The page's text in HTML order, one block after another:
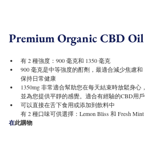
Premium Organic CBD Oil
有 2 種強度：900 毫克和 1350 毫克
900 毫克是中等強度的酊劑，最適合減少焦慮和
保持日常健康
1350mg 非常適合幫助您在每天結束時放鬆身心，
並為您提供平靜的感覺。適合有經驗的CBD用戶
可以直接在舌下食用或添加到飲料中
有 2 種口味可供選擇：Lemon Bliss 和 Fresh Mint
在此購物